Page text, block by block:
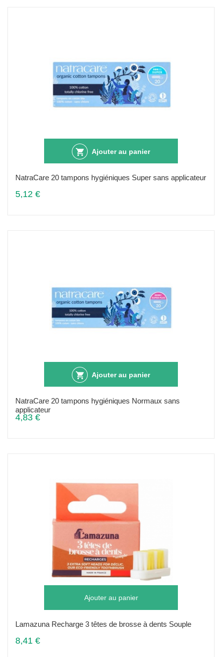
Ajouter au panier
NatraCare 20 tampons hygiéniques Super sans applicateur
5,12 €
Ajouter au panier
NatraCare 20 tampons hygiéniques Normaux sans
applicateur
4,83 €
Ajouter au panier
Lamazuna Recharge 3 têtes de brosse à dents Souple
8,41 €